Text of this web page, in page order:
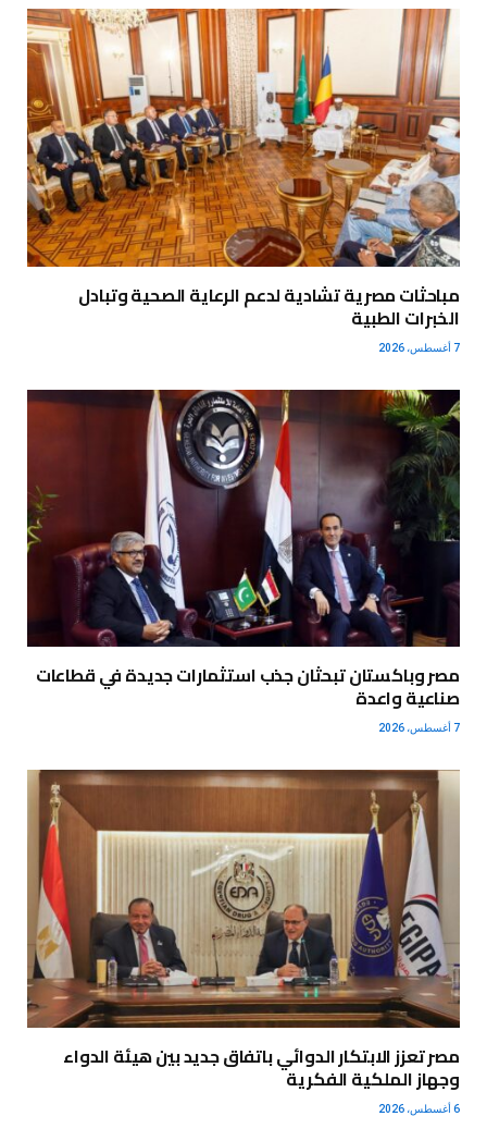
مباحثات مصرية تشادية لدعم الرعاية الصحية وتبادل
الخبرات الطبية
7 أغسطس، 2026
مصر وباكستان تبحثان جذب استثمارات جديدة في قطاعات
صناعية واعدة
7 أغسطس، 2026
مصر تعزز الابتكار الدوائي باتفاق جديد بين هيئة الدواء
وجهاز الملكية الفكرية
6 أغسطس، 2026